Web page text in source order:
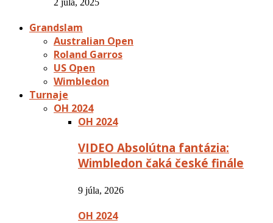
2 júla, 2025
Grandslam
Australian Open
Roland Garros
US Open
Wimbledon
Turnaje
OH 2024
OH 2024
VIDEO Absolútna fantázia:
Wimbledon čaká české finále
9 júla, 2026
OH 2024